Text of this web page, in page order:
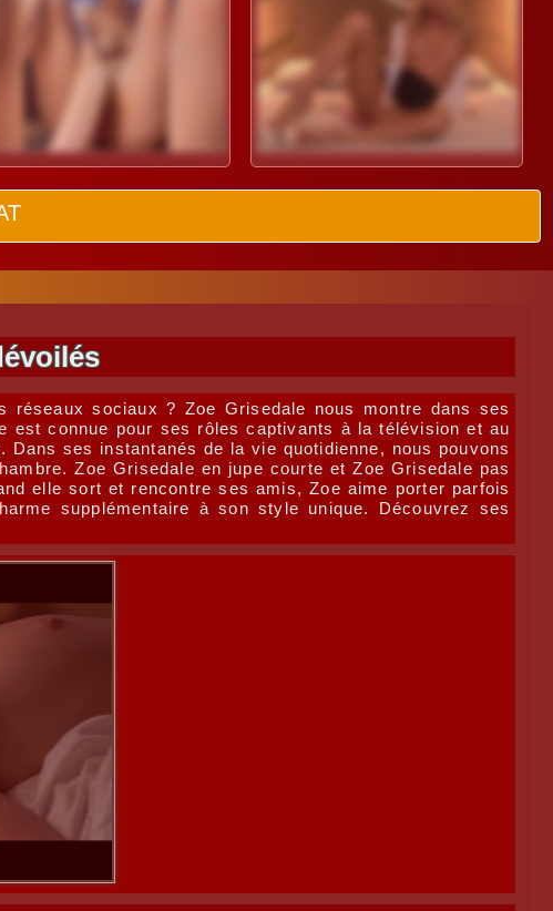
sociaux ? Zoe Grisedale nous montre dans ses
est connue pour ses rôles captivants à la télévision et au
ses instantanés de la vie quotidienne, nous pouvons
Zoe Grisedale en jupe courte et Zoe Grisedale pas
elle sort et rencontre ses amis, Zoe aime porter parfois
supplémentaire à son style unique. Découvrez ses